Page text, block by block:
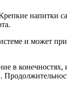
напитки
и может
в конечностях,